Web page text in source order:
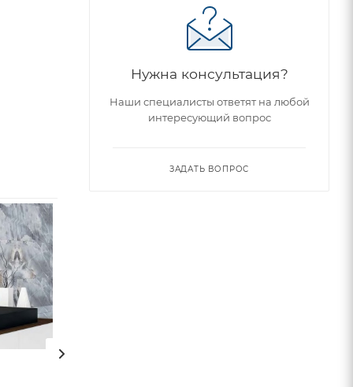
Нужна консультация?
Наши специалисты ответят на любой
интересующий вопрос
ЗАДАТЬ ВОПРОС